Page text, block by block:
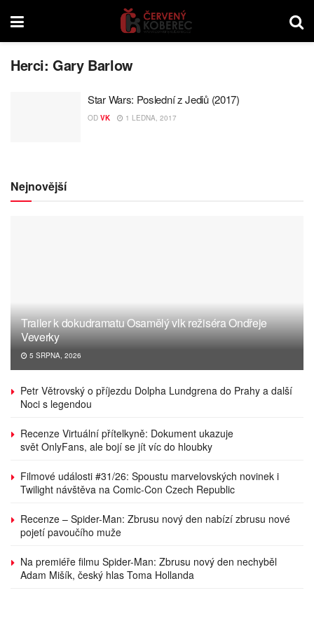
Herci:Gary Barlow
Star Wars: Poslední z Jediů (2017)
OD VK 1 LEDNA, 2017
Nejnovější
Trailer k dokudramatu Osamělý vlk režiséra Ondřeje
Veverky
5 SRPNA, 2026
Petr Větrovský o příjezdu Dolpha Lundgrena do Prahy a další
Noci s legendou
Recenze Virtuální přítelkyně: Dokument ukazuje
svět OnlyFans, ale bojí se jít víc do hloubky
Filmové události #31/26: Spoustu marvelovských novinek i
Twilight návštěva na Comic-Con Czech Republic
Recenze – Spider-Man: Zbrusu nový den nabízí zbrusu nové
pojetí pavoučího muže
Na premiéře filmu Spider-Man: Zbrusu nový den nechyběl
Adam Mišík, český hlas Toma Hollanda